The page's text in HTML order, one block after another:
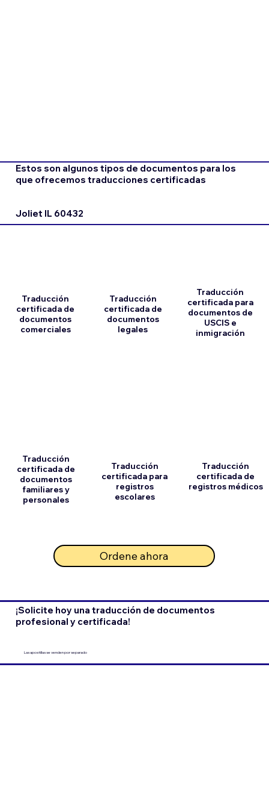
Estos son algunos tipos de documentos para los
que ofrecemos traducciones certificadas
Joliet IL 60432
Traducción
certificada de
documentos
comerciales
Traducción
certificada de
documentos
familiares y
personales
Traducción
certificada de
documentos
legales
Traducción
certificada para
registros
escolares
Ordene ahora
Traducción
certificada para
documentos de
USCIS e
inmigración
Traducción
certificada de
registros médicos
¡Solicite hoy una traducción de documentos
profesional y certificada!
Las apostillas se venden por separado